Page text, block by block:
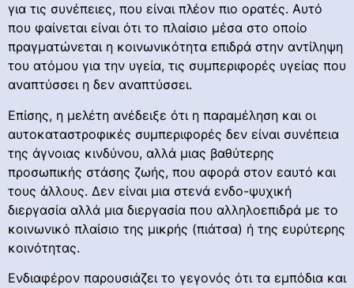
για τις συνέπειες, που είναι πλέον πιο ορατές. Αυτό
που φαίνεται είναι ότι το πλαίσιο μέσα στο οποίο
πραγματώνεται η κοινωνικότητα επιδρά στην αντίληψη
του ατόμου για την υγεία, τις συμπεριφορές υγείας που
αναπτύσσει η δεν αναπτύσσει.
Επίσης, η μελέτη ανέδειξε ότι η παραμέληση και οι
αυτοκαταστροφικές συμπεριφορές δεν είναι συνέπεια
της άγνοιας κινδύνου, αλλά μιας βαθύτερης
προσωπικής στάσης ζωής, που αφορά στον εαυτό και
τους άλλους. Δεν είναι μια στενά ενδο-ψυχική
διεργασία αλλά μια διεργασία που αλληλοεπιδρά με το
κοινωνικό πλαίσιο της μικρής (πιάτσα) ή της ευρύτερης
κοινότητας.
Ενδιαφέρον παρουσιάζει το γεγονός ότι τα εμπόδια και